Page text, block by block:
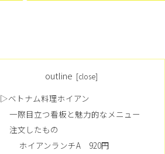
outline
▷ベトナム料理ホイアン
一際目立つ看板と魅力的なメニュー
注文したもの
ホイアンランチA 920円